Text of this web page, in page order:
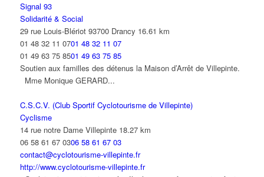
Signal 93
Solidarité & Social
29 rue Louis-Blériot 93700 Drancy 16.61 km
01 48 32 11 0701 48 32 11 07
01 49 63 75 8501 49 63 75 85
Soutien aux familles des détenus la Maison d’Arrêt de Villepinte.
Mme Monique GERARD...
C.S.C.V. (Club Sportif Cyclotourisme de Villepinte)
Cyclisme
14 rue notre Dame Villepinte 18.27 km
06 58 61 67 0306 58 61 67 03
contact@cyclotourisme-villepinte.fr
http://www.cyclotourisme-villepinte.fr